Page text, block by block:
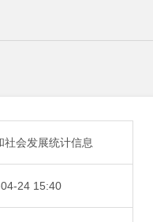
社会发展统计信息
24 15:40